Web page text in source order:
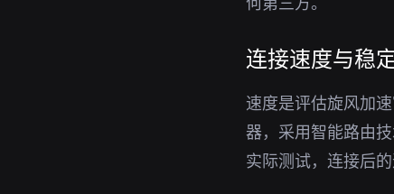
连接速度与稳
速度是评估旋风加
器，采用智能路由
实际测试，连接后